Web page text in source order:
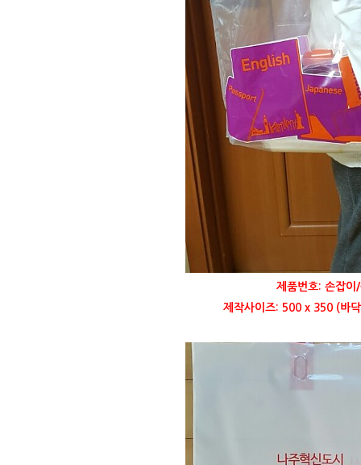
제품번호: 손잡이
제작사이즈: 500 x 350 (바